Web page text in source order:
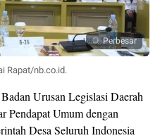
Perbesar
Rapat/nb.co.id.
Badan Urusan Legislasi Daerah
Pendapat Umum dengan
Desa Seluruh Indonesia